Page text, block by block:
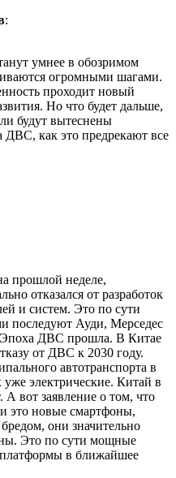
:
умнее в обозримом
огромными шагами.
проходит новый
Но что будет дальше,
будут вытеснены
ДВС, как это предрекают все
прошлой неделе,
отказался от разработок
и систем. Это по сути
последуют Ауди, Мерседес
ДВС прошла. В Китае
от ДВС к 2030 году.
автотранспорта в
электрические. Китай в
А вот заявление о том, что
это новые смартфоны,
они значительно
Это по сути мощные
в ближайшее